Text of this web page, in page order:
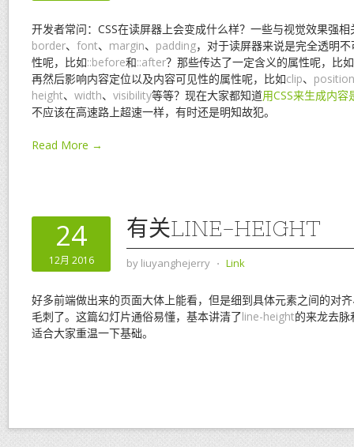
开发者常问：CSS在读屏器上会变成什么样？一些与视觉效果强
border、 font、 margin、 padding，对于读屏器来说是完全透明
性呢，比如::before和::after？那些传达了一定含义的属性呢，比如
再然后影响内容定位以及内容可见性的属性呢，比如clip、 position
height、 width、 visibility等等？现在大家都知道用CSS来生成内
不应该在高速路上超速一样，有时还是明知故犯。
Read More →
24
12月 2016
有关LINE-HEIGHT
by liuyanghejerry ⋅ Link
好多前端做出来的页面大体上能看，但是细到具体元素之间的对
毛刺了。这篇幻灯片通俗易懂，基本讲清了line-height的来龙去
适合大家重温一下基础。